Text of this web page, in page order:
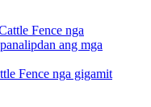
Fence nga gigamit